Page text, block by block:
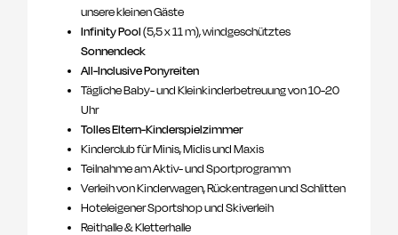
unsere kleinen Gäste
Infinity Pool(5,5 x 11 m), windgeschütztes
Sonnendeck
All-Inclusive Ponyreiten
Tägliche Baby- und Kleinkinderbetreuung von 10-20
Uhr
Tolles Eltern-Kinderspielzimmer
Kinderclub für Minis, Midis und Maxis
Teilnahme am Aktiv- und Sportprogramm
Verleih von Kinderwagen, Rückentragen und Schlitten
Hoteleigener Sportshop und Skiverleih
Reithalle & Kletterhalle